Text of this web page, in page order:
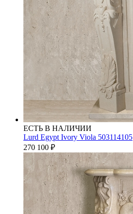
ЕСТЬ В НАЛИЧИИ
Lurd Egypt Ivory Viola 503114105
270 100 ₽